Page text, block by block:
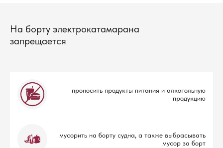
На борту электрокатамарана
запрещается
проносить продукты питания и алкогольную
продукцию
мусорить на борту судна, а также выбрасывать
мусор за борт